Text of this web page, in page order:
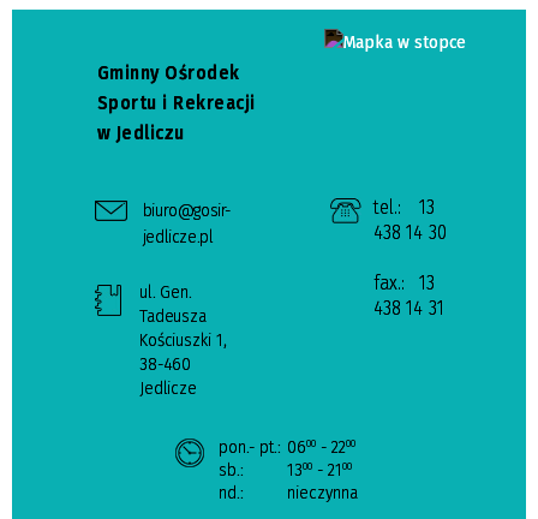
Gminny Ośrodek
Sportu i Rekreacji
w Jedliczu
biuro@gosir-
jedlicze.pl
ul. Gen.
Tadeusza
Kościuszki 1,
38-460
Jedlicze
tel.:
13
438 14 30
fax.:
13
438 14 31
pon.- pt.: 0600 - 2200
sb.: 1300 - 21 00
nd.: nieczynna